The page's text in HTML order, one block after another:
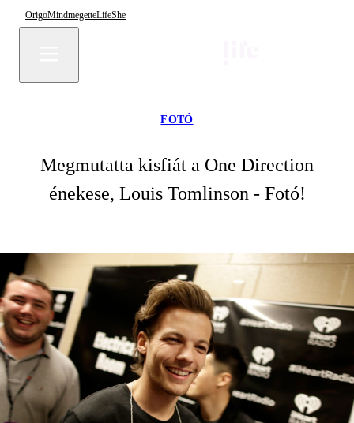
OrigoMindmegetteLifeShe
FOTÓ
Megmutatta kisfiát a One Direction
énekese, Louis Tomlinson - Fotó!